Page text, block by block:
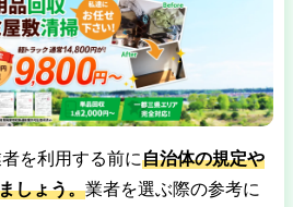
を利用する前に自治体の規定や
しょう。業者を選ぶ際の参考に